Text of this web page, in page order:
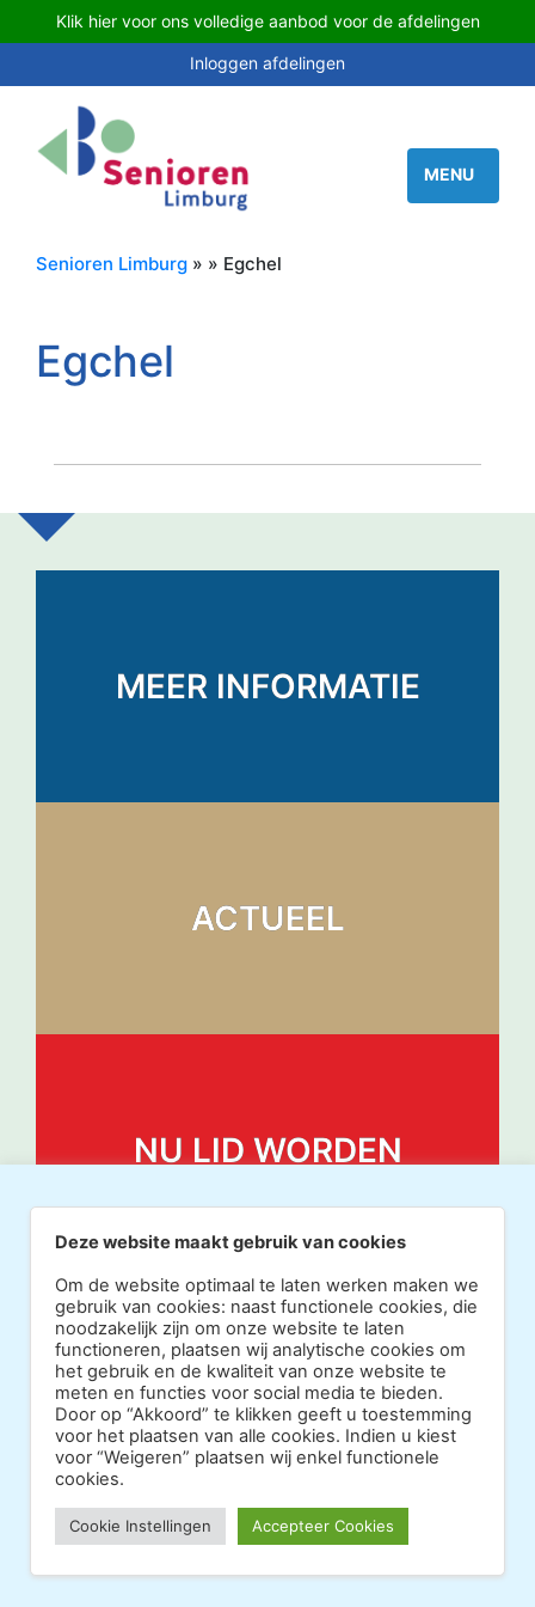
Klik hier voor ons volledige aanbod voor de afdelingen
Inloggen afdelingen
Senioren Limburg » » Egchel
Egchel
MEER INFORMATIE
ACTUEEL
NU LID WORDEN
Vormgeving Hoenenenvandooren
· ·
Deze website maakt gebruik van cookies
Om de website optimaal te laten werken maken we
gebruik van cookies: naast functionele cookies, die
noodzakelijk zijn om onze website te laten
functioneren, plaatsen wij analytische cookies om
het gebruik en de kwaliteit van onze website te
meten en functies voor social media te bieden.
Door op “Akkoord” te klikken geeft u toestemming
voor het plaatsen van alle cookies. Indien u kiest
voor “Weigeren” plaatsen wij enkel functionele
cookies.
Cookie Instellingen Accepteer Cookies